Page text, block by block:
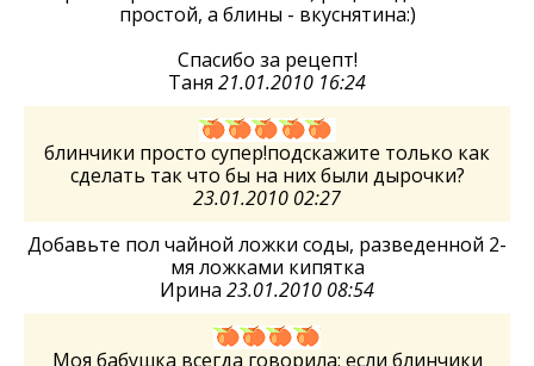
простой, а блины - вкуснятина:)
Спасибо за рецепт!
Таня 21.01.2010 16:24
блинчики просто супер!подскажите только как
сделать так что бы на них были дырочки?
23.01.2010 02:27
Добавьте пол чайной ложки соды, разведенной 2-
мя ложками кипятка
Ирина 23.01.2010 08:54
Моя бабушка всегда говорила: если блинчики